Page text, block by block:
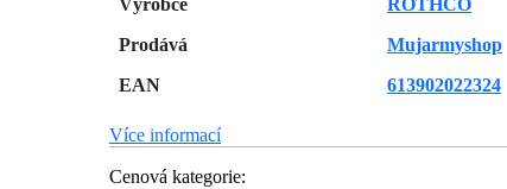
Výrobce
ROTHCO
Prodává
Mujarmyshop
EAN
613902022324
Více informací
Cenová kategorie: